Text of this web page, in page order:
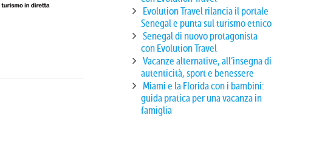
Evolution Travel rilancia il portale
Senegal e punta sul turismo etnico
Senegal di nuovo protagonista
con Evolution Travel
Vacanze alternative, all’insegna di
autenticità, sport e benessere
Miami e la Florida con i bambini:
guida pratica per una vacanza in
famiglia